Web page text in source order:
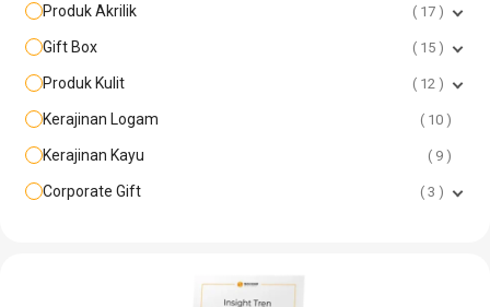
Produk Akrilik 17
Gift Box 15
Produk Kulit 12
Kerajinan Logam 10
Kerajinan Kayu 9
Corporate Gift 3